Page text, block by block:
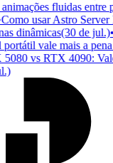
fluidas entre
usar Astro Server
dinâmicas(30 de jul.)•
vale mais a pena
vs RTX 4090: